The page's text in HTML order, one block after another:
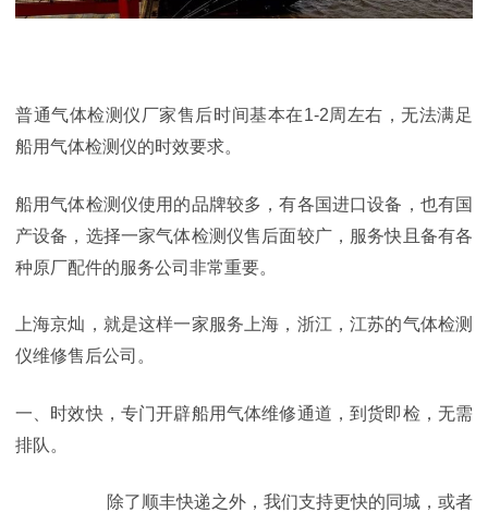
普通气体检测仪厂家售后时间基本在1-2周左右，无法满足
船用气体检测仪的时效要求。
船用气体检测仪使用的品牌较多，有各国进口设备，也有国
产设备，选择一家气体检测仪售后面较广，服务快且备有各
种原厂配件的服务公司非常重要。
上海京灿，就是这样一家服务上海，浙江，江苏的气体检测
仪维修售后公司。
一、时效快，专门开辟船用气体维修通道，到货即检，无需
排队。
除了顺丰快递之外，我们支持更快的同城，或者